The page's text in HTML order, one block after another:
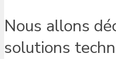
Nous allons
solutions